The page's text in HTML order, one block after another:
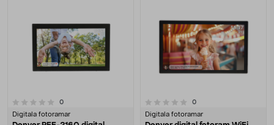
0recensioner
Digitala fotoramar
0.0 av 5 stjärnor 0recensioner
Digitala fotoramar